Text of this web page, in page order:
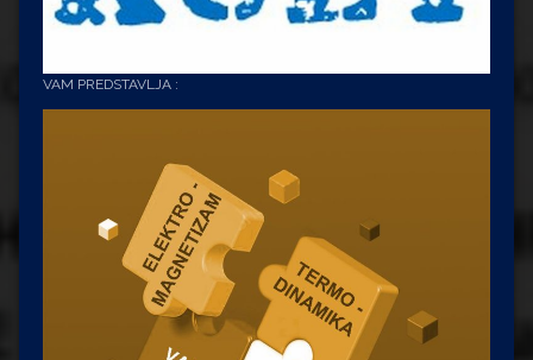
VAM PREDSTAVLJA :